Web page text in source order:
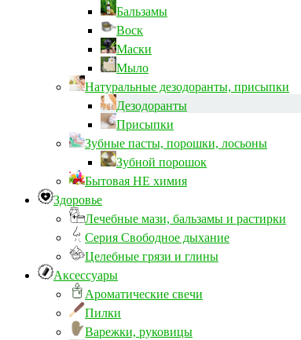
Бальзамы
Воск
Маски
Мыло
Натуральные дезодоранты, присыпки
Дезодоранты
Присыпки
Зубные пасты, порошки, лосьоны
Зубной порошок
Бытовая НЕ химия
Здоровье
Лечебные мази, бальзамы и растирки
Серия Свободное дыхание
Целебные грязи и глины
Аксессуары
Ароматические свечи
Пилки
Варежки, руковицы